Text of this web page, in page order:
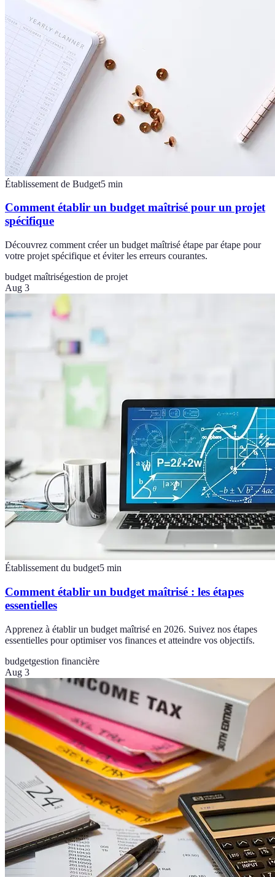
Établissement de Budget5 min
Comment établir un budget maîtrisé pour un projet
spécifique
Découvrez comment créer un budget maîtrisé étape par étape pour
votre projet spécifique et éviter les erreurs courantes.
budget maîtriségestion de projet
Aug 3
Établissement du budget5 min
Comment établir un budget maîtrisé : les étapes
essentielles
Apprenez à établir un budget maîtrisé en 2026. Suivez nos étapes
essentielles pour optimiser vos finances et atteindre vos objectifs.
budgetgestion financière
Aug 3